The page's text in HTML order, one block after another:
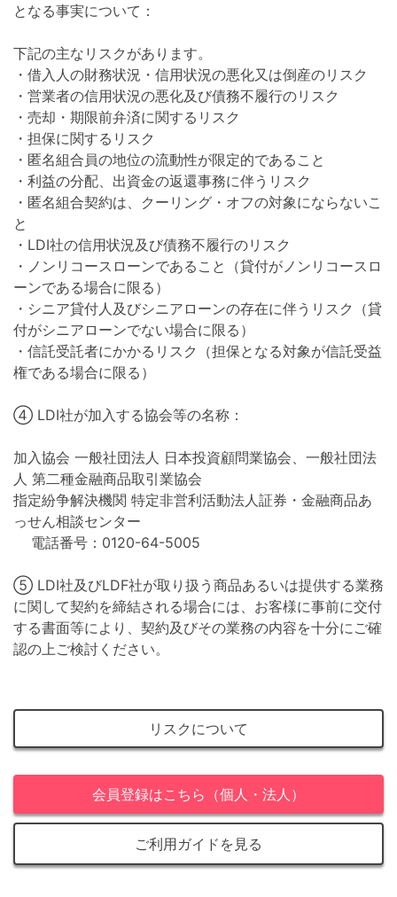
となる事実について：
下記の主なリスクがあります。
・借入人の財務状況・信用状況の悪化又は倒産のリスク
・営業者の信用状況の悪化及び債務不履行のリスク
・売却・期限前弁済に関するリスク
・担保に関するリスク
・匿名組合員の地位の流動性が限定的であること
・利益の分配、出資金の返還事務に伴うリスク
・匿名組合契約は、クーリング・オフの対象にならないこ
と
・LDI社の信用状況及び債務不履行のリスク
・ノンリコースローンであること（貸付がノンリコースロ
ーンである場合に限る）
・シニア貸付人及びシニアローンの存在に伴うリスク（貸
付がシニアローンでない場合に限る）
・信託受託者にかかるリスク（担保となる対象が信託受益
権である場合に限る）
④ LDI社が加入する協会等の名称：
加入協会 一般社団法人 日本投資顧問業協会、一般社団法
人 第二種金融商品取引業協会
指定紛争解決機関 特定非営利活動法人証券・金融商品あ
っせん相談センター
電話番号：0120-64-5005
⑤ LDI社及びLDF社が取り扱う商品あるいは提供する業務
に関して契約を締結される場合には、お客様に事前に交付
する書面等により、契約及びその業務の内容を十分にご確
認の上ご検討ください。
リスクについて
会員登録はこちら（個人・法人）
ご利用ガイドを見る